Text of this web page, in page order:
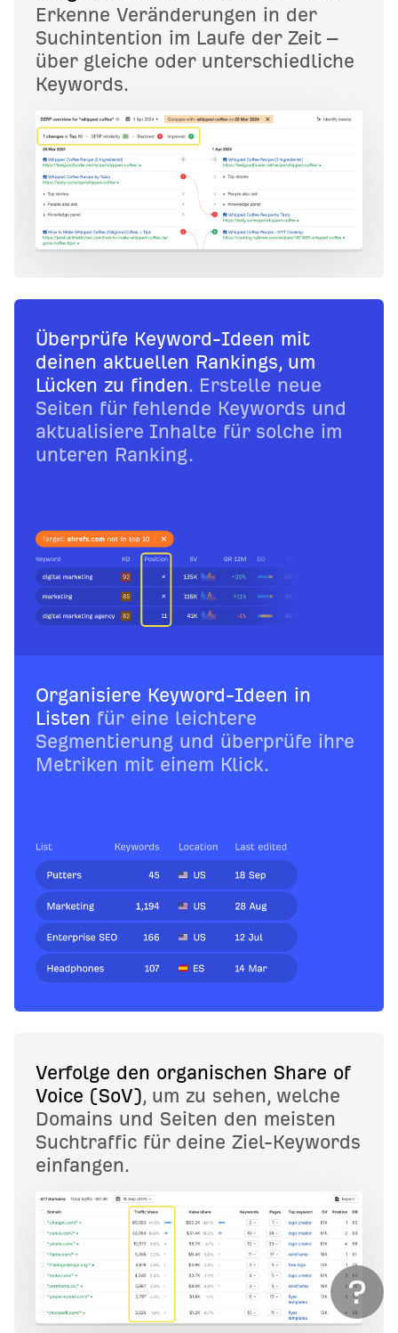
Erkenne Veränderungen in der
Suchintention im Laufe der Zeit –
über gleiche oder unterschiedliche
Keywords.
Überprüfe Keyword-Ideen mit
deinen aktuellen Rankings, um
Lücken zu finden. Erstelle neue
Seiten für fehlende Keywords und
aktualisiere Inhalte für solche im
unteren Ranking.
Organisiere Keyword-Ideen in
Listen für eine leichtere
Segmentierung und überprüfe ihre
Metriken mit einem Klick.
Verfolge den organischen Share of
Voice (SoV), um zu sehen, welche
Domains und Seiten den meisten
Suchtraffic für deine Ziel-Keywords
einfangen.